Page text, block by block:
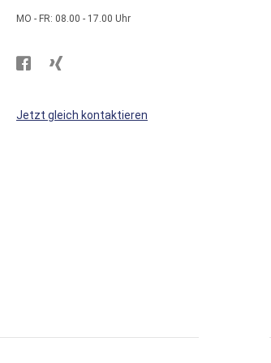
MO - FR: 08.00 - 17.00 Uhr
Besuchen
WS
WS
Jetzt gleich kontaktieren